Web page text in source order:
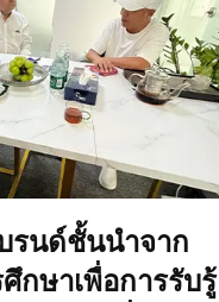
รนด์ชั้นนำจาก
กษาเพื่อการรับรู้